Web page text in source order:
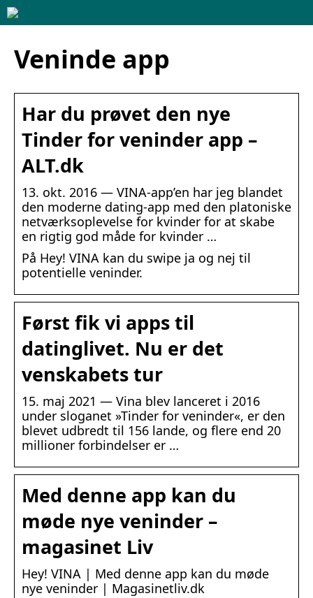
Veninde app
Har du prøvet den nye
Tinder for veninder app –
ALT.dk
13. okt. 2016 — VINA-app’en har jeg blandet
den moderne dating-app med den platoniske
netværksoplevelse for kvinder for at skabe
en rigtig god måde for kvinder …
På Hey! VINA kan du swipe ja og nej til
potentielle veninder.
Først fik vi apps til
datinglivet. Nu er det
venskabets tur
15. maj 2021 — Vina blev lanceret i 2016
under sloganet »Tinder for veninder«, er den
blevet udbredt til 156 lande, og flere end 20
millioner forbindelser er …
Med denne app kan du
møde nye veninder –
magasinet Liv
Hey! VINA | Med denne app kan du møde
nye veninder | Magasinetliv.dk